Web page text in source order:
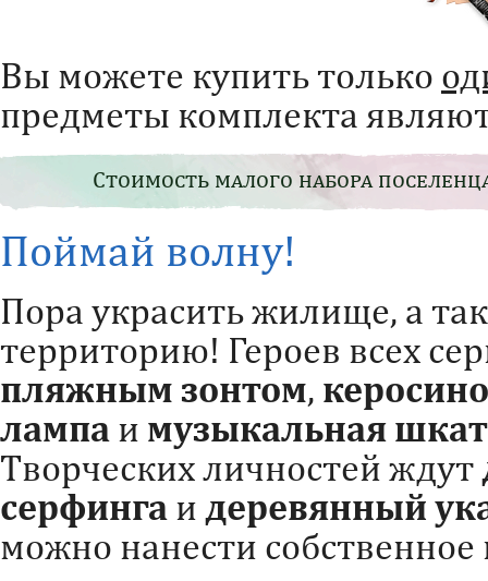
Вы можете купить только
предметы комплекта
Стоимость малого набора
Поймай волну!
Пора украсить жилище, а
территорию! Героев всех
пляжным зонтом,
лампа и музыкальная
Творческих личностей ждут
серфинга и деревянный
можно нанести